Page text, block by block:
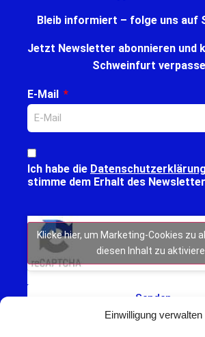
Einwilligung verwalten
Bleib informiert – folge uns auf
Jetzt Newsletter abonnieren und
Schweinfurt
E-Mail
Ich habe die Datenschutzerklärung
stimme dem Erhalt des
Klicke hier, um Marketing-Cookies zu
diesen Inhalt zu
Senden